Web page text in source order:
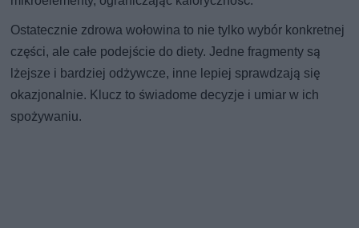
Ostatecznie zdrowa wołowina to nie tylko wybór konkretnej
części, ale całe podejście do diety. Jedne fragmenty są
lżejsze i bardziej odżywcze, inne lepiej sprawdzają się
okazjonalnie. Klucz to świadome decyzje i umiar w ich
spożywaniu.